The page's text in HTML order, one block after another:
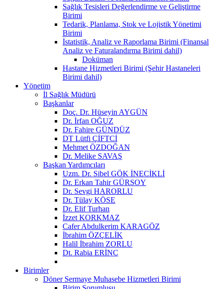
Sağlık Tesisleri Değerlendirme ve Geliştirme
Birimi
Tedarik, Planlama, Stok ve Lojistik Yönetimi
Birimi
İstatistik, Analiz ve Raporlama Birimi (Finansal
Analiz ve Faturalandırma Birimi dahil)
Doküman
Hastane Hizmetleri Birimi (Şehir Hastaneleri
Birimi dahil)
Yönetim
İl Sağlık Müdürü
Başkanlar
Doç. Dr. Hüseyin AYGÜN
Dr. İrfan OĞUZ
Dr. Fahire GÜNDÜZ
DT Lütfi ÇİFTCİ
Mehmet ÖZDOĞAN
Dr. Melike SAVAŞ
Başkan Yardımcıları
Uzm. Dr. Sibel GÖK İNECİKLİ
Dr. Erkan Tahir GÜRSOY
Dr. Sevgi HARORLU
Dr. Tülay KÖSE
Dr. Elif Turhan
İzzet KORKMAZ
Cafer Abdulkerim KARAGÖZ
İbrahim ÖZÇELİK
Halil İbrahim ZORLU
Dt. Rabia ERİNÇ
Birimler
Döner Sermaye Muhasebe Hizmetleri Birimi